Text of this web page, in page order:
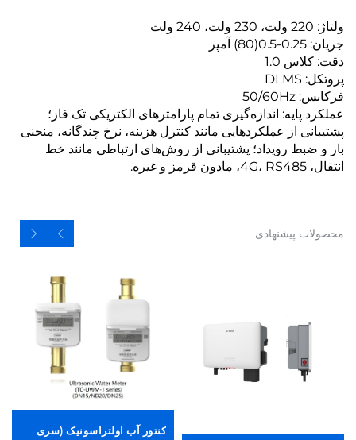
ولتاژ: 220 ولت، 230 ولت، 240 ولت
جریان: 0.25-0.5(80) آمپر
دقت: کلاس 1.0
پروتکل: DLMS
فرکانس: 50/60Hz
عملکرد پایه: اندازه‌گیری تمام پارامترهای الکتریکی تک فاز؛
پشتیبانی از عملکردهایی مانند کنترل هزینه، نرخ چندگانه، منحنی
بار و ضبط رویداد؛ پشتیبانی از روش‌های ارتباطی مانند خط
انتقال، 4G، RS485، مادون قرمز و غیره.
محصولات پیشنهادی
کنتور آب اولتراسونیک (سری